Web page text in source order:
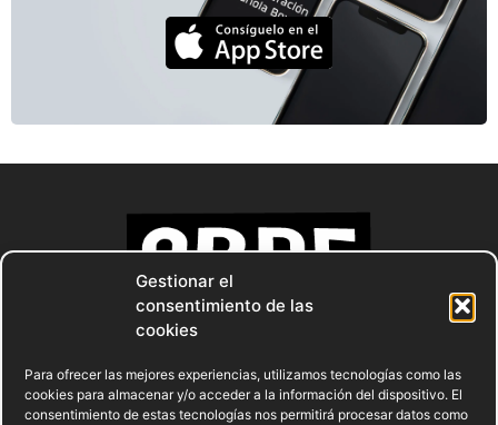
Gestionar el
consentimiento de las
cookies
Para ofrecer las mejores experiencias, utilizamos tecnologías como las
cookies para almacenar y/o acceder a la información del dispositivo. El
consentimiento de estas tecnologías nos permitirá procesar datos como